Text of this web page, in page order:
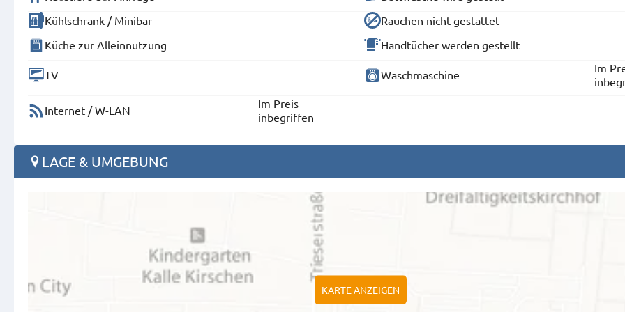
Kühlschrank / Minibar
Rauchen nicht gestattet
Küche zur Alleinnutzung
Handtücher werden gestellt
TV Waschmaschine
Im
Internet / W-LAN
Im Preis
inbegriffen
LAGE & UMGEBUNG
KARTE ANZEIGEN